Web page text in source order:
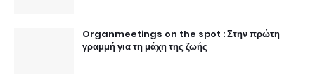
Organmeetings on the spot : Στην πρώτη
γραμμή για τη μάχη της ζωής